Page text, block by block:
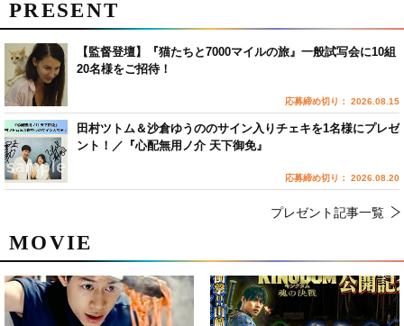
MOVIE
PRESENT
【監督登壇】『猫たちと7000マイルの旅』一般試写会に10組
20名様をご招待！
応募締め切り： 2026.08.15
田村ツトム＆沙倉ゆうののサイン入りチェキを1名様にプレゼ
ント！／『心配無用ノ介 天下御免』
応募締め切り： 2026.08.20
プレゼント記事一覧